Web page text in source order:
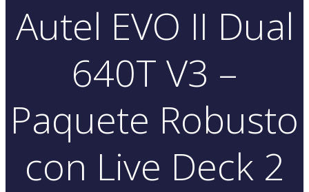
Autel EVO II Dual
640T V3 –
Paquete Robusto
con Live Deck 2